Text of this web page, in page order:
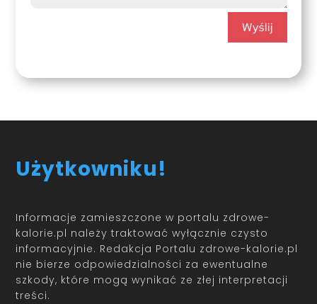
Wyślij
Użytkowniku!
Informacje zamieszczone w portalu zdrowe-
kalorie.pl należy traktować wyłącznie czysto
informacyjnie. Redakcja Portalu zdrowe-kalorie.pl
nie bierze odpowiedzialności za ewentualne
szkody, które mogą wynikać ze złej interpretacji
treści.